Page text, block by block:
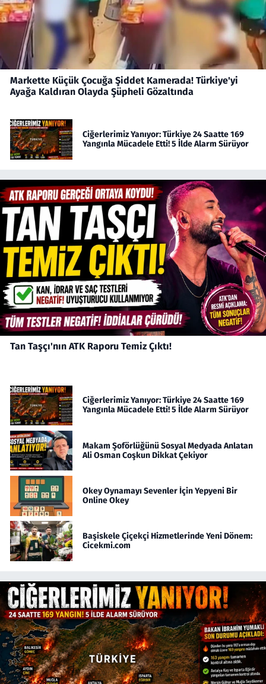
Markette Küçük Çocuğa Şiddet Kamerada! Türkiye'yi
Ayağa Kaldıran Olayda Şüpheli Gözaltında
Ciğerlerimiz Yanıyor: Türkiye 24 Saatte 169
Yangınla Mücadele Etti! 5 İlde Alarm Sürüyor
Tan Taşçı'nın ATK Raporu Temiz Çıktı!
Ciğerlerimiz Yanıyor: Türkiye 24 Saatte 169
Yangınla Mücadele Etti! 5 İlde Alarm Sürüyor
Makam Şoförlüğünü Sosyal Medyada Anlatan
Ali Osman Coşkun Dikkat Çekiyor
Okey Oynamayı Sevenler İçin Yepyeni Bir
Online Okey
Başiskele Çiçekçi Hizmetlerinde Yeni Dönem:
Cicekmi.com